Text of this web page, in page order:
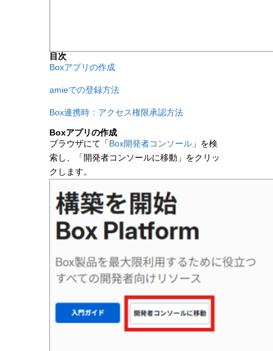
目次
Boxアプリの作成
amieでの登録方法
Box連携時：アクセス権限承認方法
Boxアプリの作成
ブラウザにて「Box開発者コンソール 」を検
索し、「開発者コンソールに移動」をクリッ
クします。